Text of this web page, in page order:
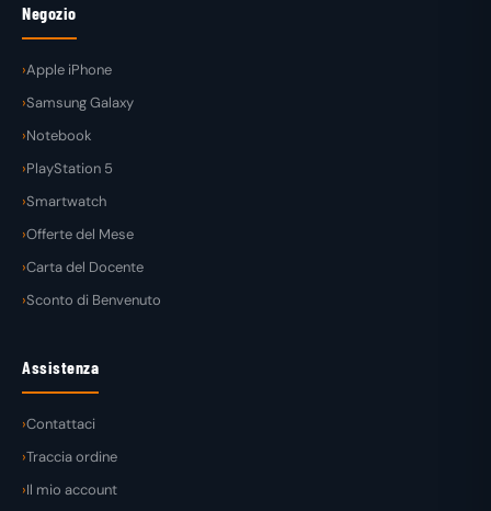
Negozio
Apple iPhone
Samsung Galaxy
Notebook
PlayStation 5
Smartwatch
Offerte del Mese
Carta del Docente
Sconto di Benvenuto
Assistenza
Contattaci
Traccia ordine
Il mio account